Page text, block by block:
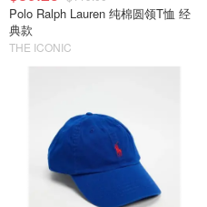
Polo Ralph Lauren 纯棉圆领T恤 经
典款
THE ICONIC